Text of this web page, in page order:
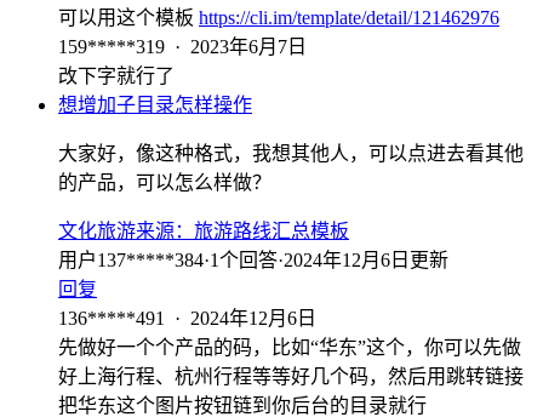
可以用这个模板 https://cli.im/template/detail/121462976
159*****319 · 2023年6月7日
改下字就行了
想增加子目录怎样操作
大家好，像这种格式，我想其他人，可以点进去看其他
的产品，可以怎么样做？
文化旅游来源： 旅游路线汇总模板
用户137*****384·1个回答·2024年12月6日更新
回复
136*****491
· 2024年12月6日
先做好一个个产品的码，比如“华东”这个，你可以先做
好上海行程、杭州行程等等好几个码，然后用跳转链接
把华东这个图片按钮链到你后台的目录就行